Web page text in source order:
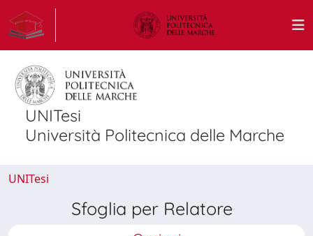
UNITesi
Università Politecnica delle Marche
UNITesi
Sfoglia per Relatore